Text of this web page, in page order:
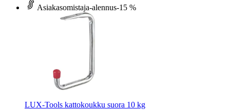
Asiakasomistaja-alennus-15 %
LUX-Tools kattokoukku suora 10 kg